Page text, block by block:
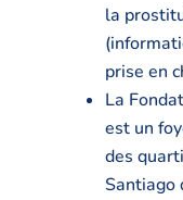
la
prise en
La
est un
des
Santiago